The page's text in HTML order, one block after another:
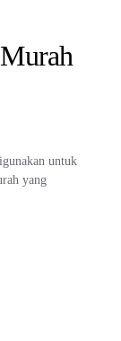
untuk
yang